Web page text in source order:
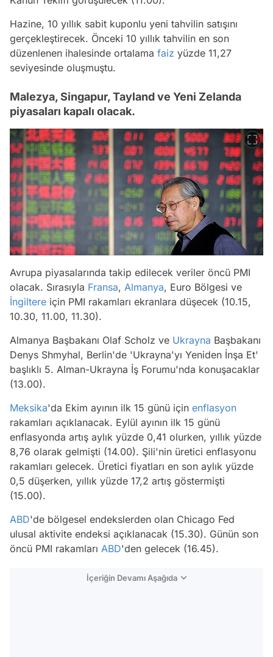
Hazine, 10 yıllık sabit kuponlu yeni tahvilin satışını
gerçekleştirecek. Önceki 10 yıllık tahvilin en son
düzenlenen ihalesinde ortalama faiz yüzde 11,27
seviyesinde oluşmuştu.
Malezya, Singapur, Tayland ve Yeni Zelanda
piyasaları kapalı olacak.
Avrupa piyasalarında takip edilecek veriler öncü PMI
olacak. Sırasıyla Fransa, Almanya, Euro Bölgesi ve
İngiltere için PMI rakamları ekranlara düşecek (10.15,
10.30, 11.00, 11.30).
Almanya Başbakanı Olaf Scholz ve Ukrayna Başbakanı
Denys Shmyhal, Berlin'de 'Ukrayna'yı Yeniden İnşa Et'
başlıklı 5. Alman-Ukrayna İş Forumu'nda konuşacaklar
(13.00).
Meksika'da Ekim ayının ilk 15 günü için enflasyon
rakamları açıklanacak. Eylül ayının ilk 15 günü
enflasyonda artış aylık yüzde 0,41 olurken, yıllık yüzde
8,76 olarak gelmişti (14.00). Şili'nin üretici enflasyonu
rakamları gelecek. Üretici fiyatları en son aylık yüzde
0,5 düşerken, yıllık yüzde 17,2 artış göstermişti
(15.00).
ABD'de bölgesel endekslerden olan Chicago Fed
ulusal aktivite endeksi açıklanacak (15.30). Günün son
öncü PMI rakamları ABD'den gelecek (16.45).
İçeriğin Devamı Aşağıda